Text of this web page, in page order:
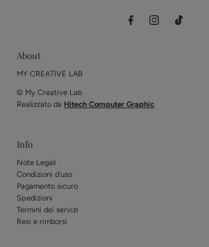
About
MY CREATIVE LAB
© My Creative Lab
Realizzato da Hitech Computer Graphic
Info
Note Legali
Condizioni d'uso
Pagamento sicuro
Spedizioni
Termini dei servizi
Resi e rimborsi